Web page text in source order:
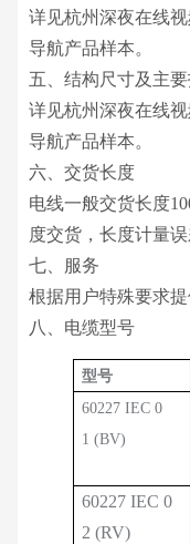
详见杭州深夜在线
导航产品样本。
五、结构尺寸及主
详见杭州深夜在线
导航产品样本。
六、交货长度
电线一般交货长度
度交货，长度计量误
七、服务
根据用户特殊要求提
八、电缆型号
型号
60227 IEC 0
1 (BV)
60227 IEC 0
2 (RV)